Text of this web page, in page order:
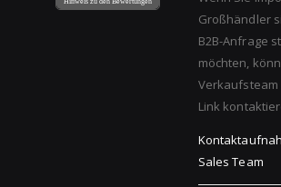
Hinweis zu den Bewertungen
Großhändler
B2B-Anfrage
möchten,
Link
Sales Team